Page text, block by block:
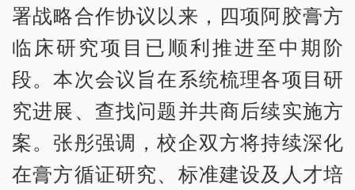
署战略合作协议以来，四项阿胶膏方
临床研究项目已顺利推进至中期阶
段。本次会议旨在系统梳理各项目研
究进展、查找问题并共商后续实施方
案。张彤强调，校企双方将持续深化
在膏方循证研究、标准建设及人才培